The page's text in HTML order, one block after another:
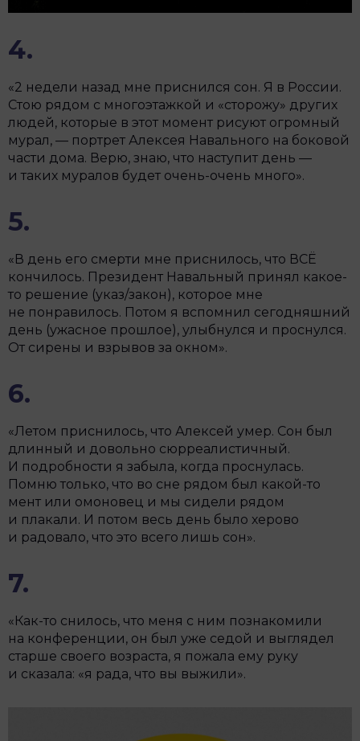
4.
«2 недели назад мне приснился сон. Я в России.
Стою рядом с многоэтажкой и «сторожу» других
людей, которые в этот момент рисуют огромный
мурал, — портрет Алексея Навального на боковой
части дома. Верю, знаю, что наступит день —
и таких муралов будет очень-очень много».
5.
«В день его смерти мне приснилось, что ВСЁ
кончилось. Президент Навальный принял какое-
то решение (указ/закон), которое мне
не понравилось. Потом я вспомнил сегодняшний
день (ужасное прошлое), улыбнулся и проснулся.
От сирены и взрывов за окном».
6.
«Летом приснилось, что Алексей умер. Сон был
длинный и довольно сюрреалистичный.
И подробности я забыла, когда проснулась.
Помню только, что во сне рядом был какой-то
мент или омоновец и мы сидели рядом
и плакали. И потом весь день было херово
и радовало, что это всего лишь сон».
7.
«Как-то снилось, что меня с ним познакомили
на конференции, он был уже седой и выглядел
старше своего возраста, я пожала ему руку
и сказала: «я рада, что вы выжили».